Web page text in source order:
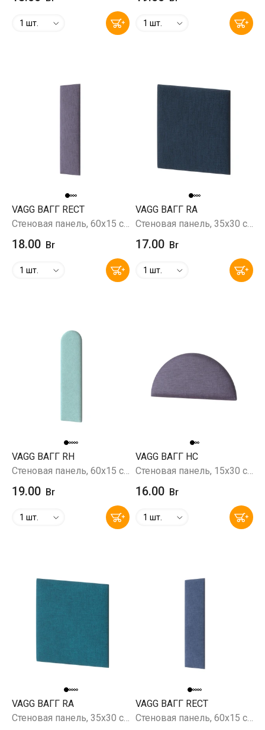
1 шт. 1 шт.
VAGG ВАГГ RECT
Стеновая панель, 60х15 см, Savana 69 (фиолетовый)
18.00 Br
1 шт.
VAGG ВАГГ RA
Стеновая панель, 35х30 см, Savana 80 (темно-синий)
17.00 Br
1 шт.
VAGG ВАГГ RH
Стеновая панель, 60х15 см, Prince Watergreen (лазурный)
19.00 Br
1 шт.
VAGG ВАГГ HC
Стеновая панель, 15х30 см, Savana 69 (фиолетовый)
16.00 Br
1 шт.
VAGG ВАГГ RA
Стеновая панель, 35х30 см, Prince Petrol (бирюзовый)
VAGG ВАГГ RECT
Стеновая панель, 60х15 см, Prince Ocean (синий)